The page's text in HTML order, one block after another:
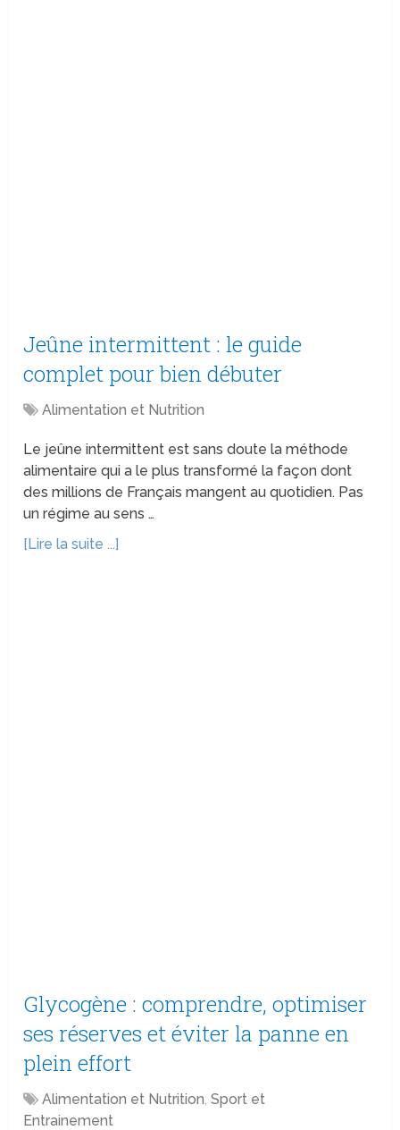
Jeûne intermittent : le guide
complet pour bien débuter
Alimentation et Nutrition
Le jeûne intermittent est sans doute la méthode
alimentaire qui a le plus transformé la façon dont
des millions de Français mangent au quotidien. Pas
un régime au sens …
[Lire la suite ...]
Glycogène : comprendre, optimiser
ses réserves et éviter la panne en
plein effort
Alimentation et Nutrition,Sport et
Entrainement